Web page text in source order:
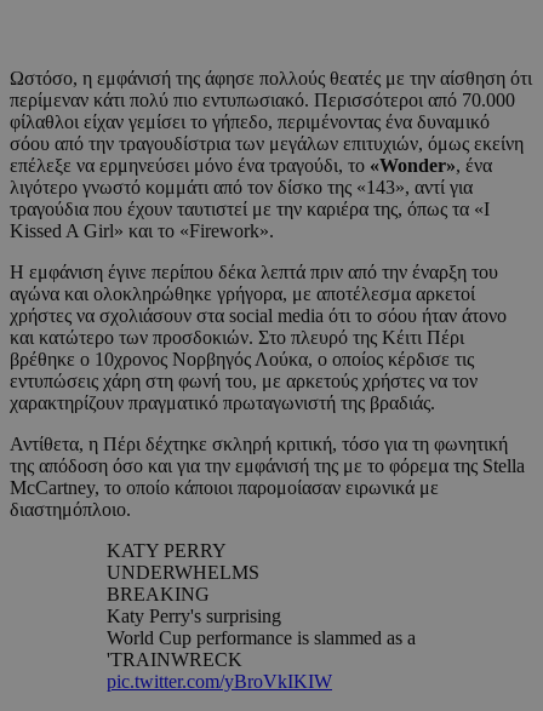
Ωστόσο, η εμφάνισή της άφησε πολλούς θεατές με την αίσθηση ότι
περίμεναν κάτι πολύ πιο εντυπωσιακό. Περισσότεροι από 70.000
φίλαθλοι είχαν γεμίσει το γήπεδο, περιμένοντας ένα δυναμικό
σόου από την τραγουδίστρια των μεγάλων επιτυχιών, όμως εκείνη
επέλεξε να ερμηνεύσει μόνο ένα τραγούδι, το «Wonder», ένα
λιγότερο γνωστό κομμάτι από τον δίσκο της «143», αντί για
τραγούδια που έχουν ταυτιστεί με την καριέρα της, όπως τα «I
Kissed A Girl» και το «Firework».
Η εμφάνιση έγινε περίπου δέκα λεπτά πριν από την έναρξη του
αγώνα και ολοκληρώθηκε γρήγορα, με αποτέλεσμα αρκετοί
χρήστες να σχολιάσουν στα social media ότι το σόου ήταν άτονο
και κατώτερο των προσδοκιών. Στο πλευρό της Κέιτι Πέρι
βρέθηκε ο 10χρονος Νορβηγός Λούκα, ο οποίος κέρδισε τις
εντυπώσεις χάρη στη φωνή του, με αρκετούς χρήστες να τον
χαρακτηρίζουν πραγματικό πρωταγωνιστή της βραδιάς.
Αντίθετα, η Πέρι δέχτηκε σκληρή κριτική, τόσο για τη φωνητική
της απόδοση όσο και για την εμφάνισή της με το φόρεμα της Stella
McCartney, το οποίο κάποιοι παρομοίασαν ειρωνικά με
διαστημόπλοιο.
KATY PERRY
UNDERWHELMS
BREAKING
Katy Perry's surprising
World Cup performance is slammed as a
'TRAINWRECK
pic.twitter.com/yBroVkIKIW